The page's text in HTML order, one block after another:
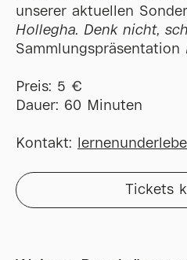
unserer aktuellen
Hollegha. Denk nicht,
Sammlungspräsentation
Preis: 5 €
Dauer: 60 Minuten
Kontakt:
Tickets